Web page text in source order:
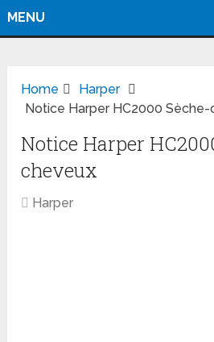
MENU
Home
Harper
Notice Harper HC2000
Notice Harper
cheveux
Harper